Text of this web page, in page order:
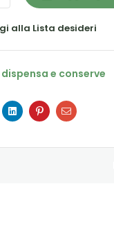
alla Lista desideri
dispensa e conserve
LinkedinPinterestEmail